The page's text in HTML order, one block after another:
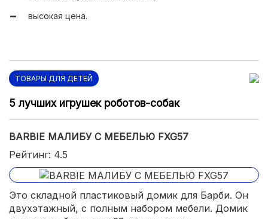
высокая цена.
ТОВАРЫ ДЛЯ ДЕТЕЙ
5 лучших игрушек роботов-собак
BARBIE МАЛИБУ С МЕБЕЛЬЮ FXG57
Рейтинг: 4.5
Это складной пластиковый домик для Барби. Он
двухэтажный, с полным набором мебели. Домик